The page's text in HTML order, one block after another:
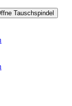
Tauschspindel